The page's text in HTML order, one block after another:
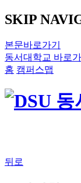
SKIP
본문바로가기
동서대학교 바로가
홈 캠퍼스맵
뒤로